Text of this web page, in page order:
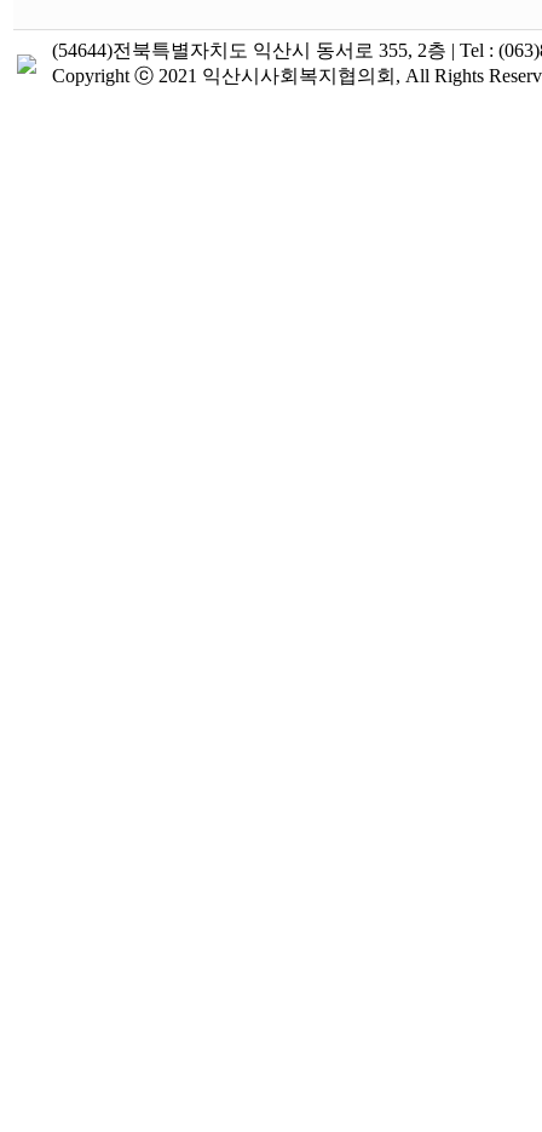
(54644)전북특별자치도 익산시 동서로 355, 2층 | Tel :
Copyright ⓒ 2021 익산시사회복지협의회, All Rights